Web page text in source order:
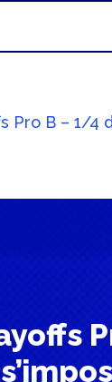
Pro B – 1/4